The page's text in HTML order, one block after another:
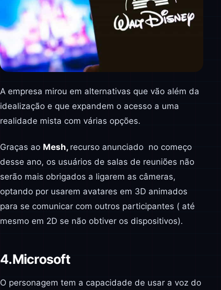
A empresa mirou em alternativas que vão além da
idealização e que expandem o acesso a uma
realidade mista com várias opções.
Graças ao Mesh, recurso anunciado no começo
desse ano, os usuários de salas de reuniões não
serão mais obrigados a ligarem as câmeras,
optando por usarem avatares em 3D animados
para se comunicar com outros participantes ( até
mesmo em 2D se não obtiver os dispositivos).
4.Microsoft
O personagem tem a capacidade de usar a voz do